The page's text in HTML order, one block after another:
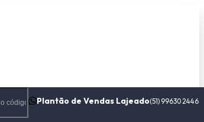
Plantão de Vendas Lajeado(51) 99630 2446